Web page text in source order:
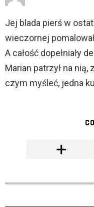
Jej blada pierś w
wieczornej
A całość dopełniały
Marian patrzył na nią,
czym myśleć, jedna